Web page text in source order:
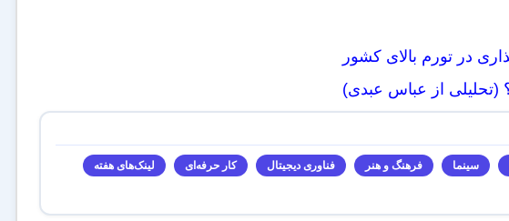
در تورم بالای کشور
(تحلیلی از عباس عبدی)
سینما فرهنگ و هنر فناوری دیجیتال کار حرفه‌ای
لینک‌های هفته